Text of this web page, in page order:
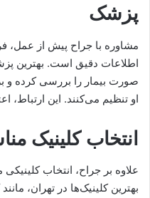
پزشک
مشاوره با جراح پیش از عمل،
اطلاعات دقیق است. بهترین
صورت بیمار را بررسی کرده و
او تنظیم می‌کنند. این ارتباط،
انتخاب کلینیک
علاوه بر جراح، انتخاب
بهترین کلینیک‌ها در تهران، مانند